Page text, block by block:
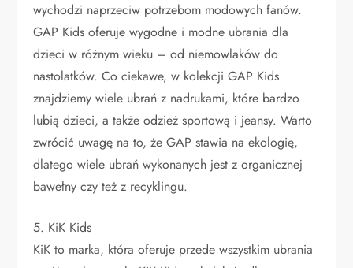
wychodzi naprzeciw potrzebom modowych fanów.
GAP Kids oferuje wygodne i modne ubrania dla
dzieci w różnym wieku – od niemowlaków do
nastolatków. Co ciekawe, w kolekcji GAP Kids
znajdziemy wiele ubrań z nadrukami, które bardzo
lubią dzieci, a także odzież sportową i jeansy. Warto
zwrócić uwagę na to, że GAP stawia na ekologię,
dlatego wiele ubrań wykonanych jest z organicznej
bawełny czy też z recyklingu.
5. KiK Kids
KiK to marka, która oferuje przede wszystkim ubrania